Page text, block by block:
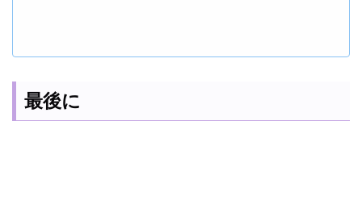
最後に